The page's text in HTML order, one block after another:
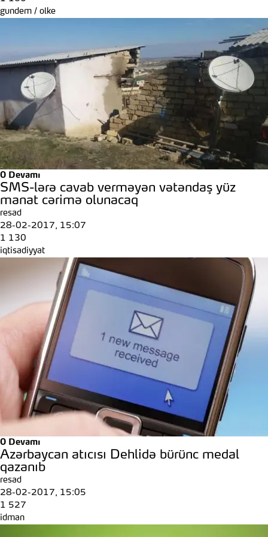
gundem / olke
0 Devamı
SMS-lərə cavab verməyən vətəndaş yüz
manat cərimə olunacaq
resad
28-02-2017, 15:07
1 130
iqtisadiyyat
0 Devamı
Azərbaycan atıcısı Dehlidə bürünc medal
qazanıb
resad
28-02-2017, 15:05
1 527
idman